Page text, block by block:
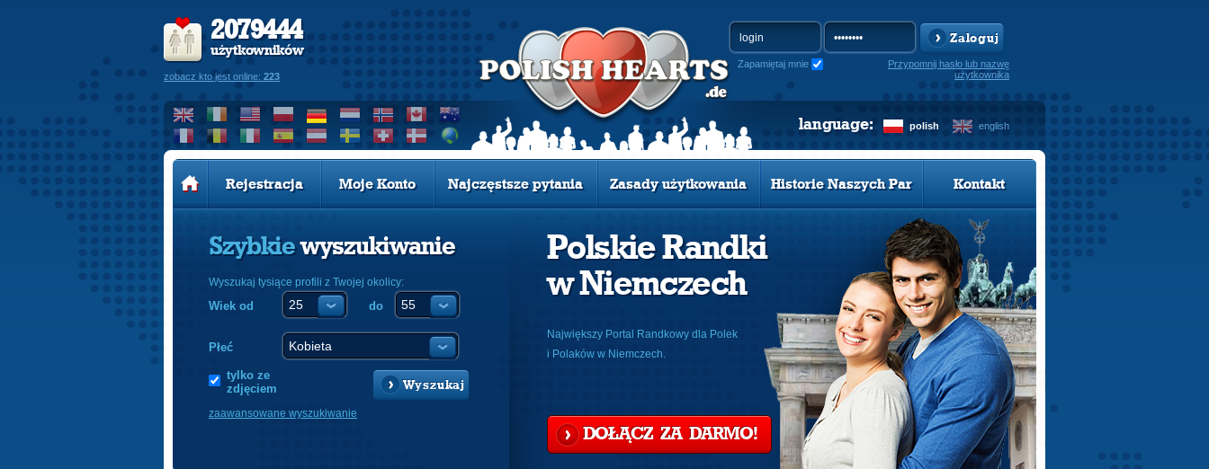
2079444
użytkowników
zobacz kto jest online: 223
Zaloguj
Zapamiętaj mnie
Przypomnij hasło lub nazwę
użytkownika
polish english
language:
Rejestracja Moje Konto Najczęstsze pytania Zasady użytkowania Historie Naszych Par Kontakt
Szybkiewyszukiwanie
Wyszukaj tysiące profili z Twojej okolicy:
Wiek od do
Płeć
tylko ze
zdjęciem
Wyszukaj
zaawansowane wyszukiwanie
Polskie Randki
w Niemczech
Największy Portal Randkowy dla Polek
i Polaków w Niemczech.
DOŁĄCZ ZA DARMO!